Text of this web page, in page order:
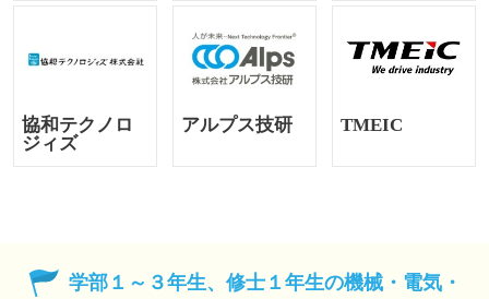
協和テクノロ
ジィズ
アルプス技研 TMEIC
学部１～３年生、修士１年生の機械・電気・